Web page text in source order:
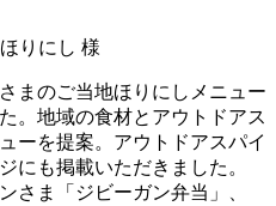
りにし 様
まのご当地ほりにしメニュー
。地域の食材とアウトドアス
ーを提案。アウトドアスパイ
にも掲載いただきました。
さま「ジビーガン弁当」、